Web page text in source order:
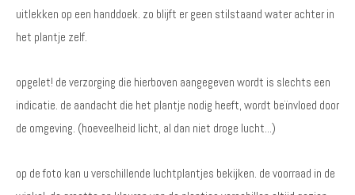
uitlekken op een handdoek. zo blijft er geen stilstaand water achter in
het plantje zelf.
opgelet! de verzorging die hierboven aangegeven wordt is slechts een
indicatie. de aandacht die het plantje nodig heeft, wordt beïnvloed door
de omgeving. (hoeveelheid licht, al dan niet droge lucht...)
op de foto kan u verschillende luchtplantjes bekijken. de voorraad in de